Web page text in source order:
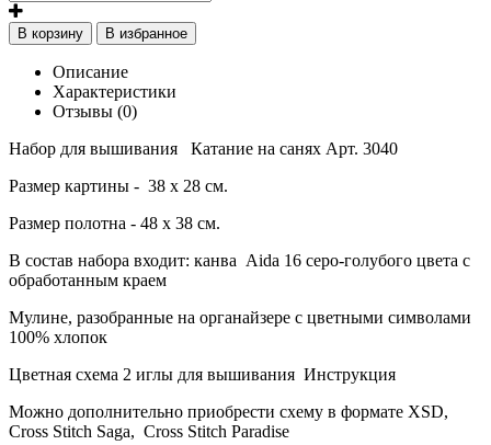
В корзину В избранное
Описание
Характеристики
Отзывы (0)
Набор для вышивания
Катание на санях Арт. 3040
Размер картины - 38 х 28 см.
Размер полотна - 48 х 38 см.
В состав набора входит: канва Aida 16 серо-голубого цвета с
обработанным краем
Мулине, разобранные на органайзере с цветными символами
100% хлопок
Цветная схема 2 иглы для вышивания Инструкция
Можно дополнительно приобрести схему в формате XSD,
Cross Stitch Saga, Cross Stitch Paradise